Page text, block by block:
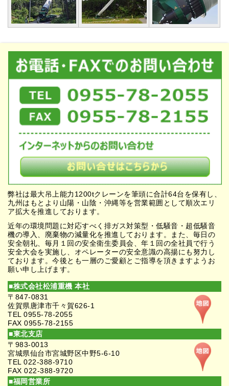
弊社は最大吊上能力1200tクレーンを筆頭に合計64台を保有し、
九州はもとより山陽・山陰・沖縄等を営業範囲として順次エリ
ア拡大を推進しております。
近年の環境問題に対応すべく排ガス対策型・低騒音・超低騒音
機の導入、廃棄物の減量化を推進しております。また、毎日の
安全朝礼、毎月１回の安全衛生委員会、年１回の全社員で行う
安全大会を実施し、オペレーターの安全意識の高揚にも努力し
ております。今後とも一層のご愛顧とご指導を頂きますようお
願い申し上げます。
■株式会社松浦重機 本社
〒847-0831
佐賀県唐津市千々賀626-1
TEL 0955-78-2055
FAX 0955-78-2155
■東北支店
〒983-0013
宮城県仙台市宮城野区中野5-6-10
TEL 022-388-9710
FAX 022-388-9720
■福岡営業所